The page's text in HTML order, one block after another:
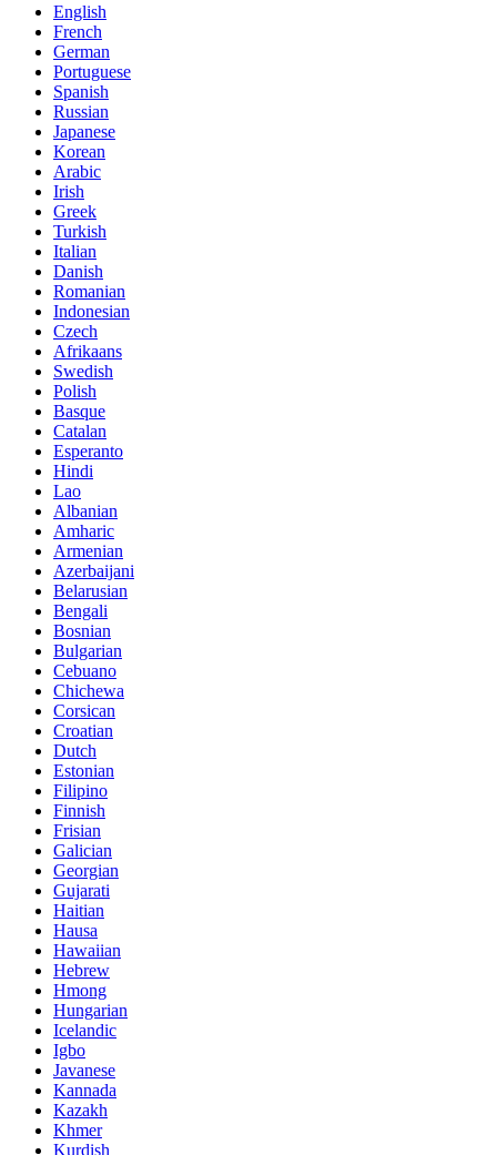
English
French
German
Portuguese
Spanish
Russian
Japanese
Korean
Arabic
Irish
Greek
Turkish
Italian
Danish
Romanian
Indonesian
Czech
Afrikaans
Swedish
Polish
Basque
Catalan
Esperanto
Hindi
Lao
Albanian
Amharic
Armenian
Azerbaijani
Belarusian
Bengali
Bosnian
Bulgarian
Cebuano
Chichewa
Corsican
Croatian
Dutch
Estonian
Filipino
Finnish
Frisian
Galician
Georgian
Gujarati
Haitian
Hausa
Hawaiian
Hebrew
Hmong
Hungarian
Icelandic
Igbo
Javanese
Kannada
Kazakh
Khmer
Kurdish